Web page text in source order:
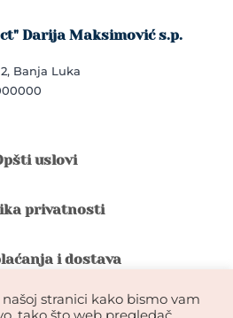
Darija Maksimović s.p.
Banja Luka
uslovi
privatnosti
i dostava
i povrat robe
stranici kako bismo vam